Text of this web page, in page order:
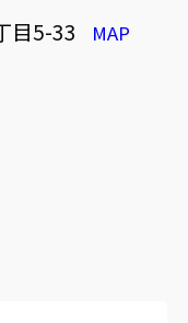
目5-33 MAP